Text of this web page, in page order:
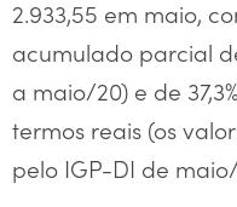
2.933,55 em maio,
acumulado parcial
a maio/20) e de
termos reais (os
pelo IGP-DI de